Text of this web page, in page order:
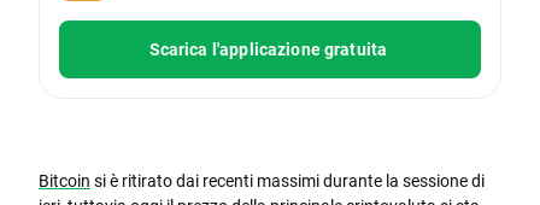
Scarica l'applicazione gratuita
Bitcoin si è ritirato dai recenti massimi durante la sessione di